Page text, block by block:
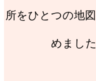
所をひとつの地
めました